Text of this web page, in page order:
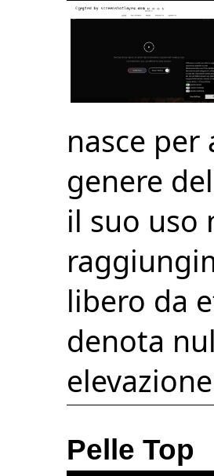
nasce per
genere
il suo uso
libero da
denota
Pelle Top